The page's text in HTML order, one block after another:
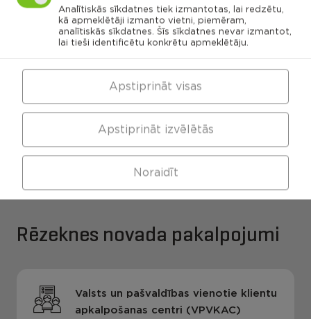
Maltas apvienības
pārvalde
Kaunatas apvienības
pārvalde
Viļānu apvienības
Feimaņu
pagasts
Pušas
pagasts
Maltas
pagasts
Mākoņkalna
pagasts
pagasts
Rēzeknes novada pakalpojumi
Valsts un pašvaldības vienotie klientu
apkalpošanas centri (VPVKAC)
Analītiskās sīkdatnes tiek izmantotas, lai redzētu,
kā apmeklētāji izmanto vietni, piemēram,
analītiskās sīkdatnes. Šīs sīkdatnes nevar izmantot,
lai tieši identificētu konkrētu apmeklētāju.
Noraidīt
Apstiprināt izvēlētās
Apstiprināt visas